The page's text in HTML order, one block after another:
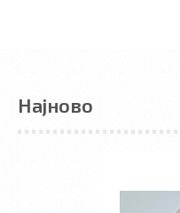
Најново